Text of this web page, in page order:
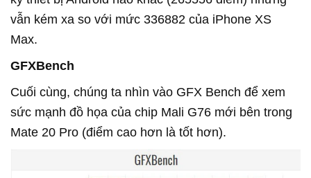
vẫn kém xa so với mức 336882 của iPhone XS
Max.
GFXBench
Cuối cùng, chúng ta nhìn vào GFX Bench để xem
sức mạnh đồ họa của chip Mali G76 mới bên trong
Mate 20 Pro (điểm cao hơn là tốt hơn).